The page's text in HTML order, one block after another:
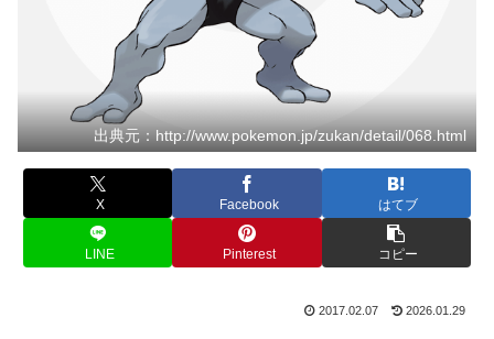
出典元：http://www.pokemon.jp/zukan/detail/068.html
X Facebook はてブ
LINE Pinterest コピー
2017.02.07 2026.01.29